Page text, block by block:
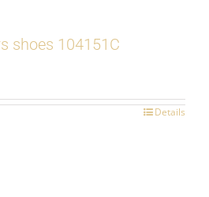
shoes 104151C
Details